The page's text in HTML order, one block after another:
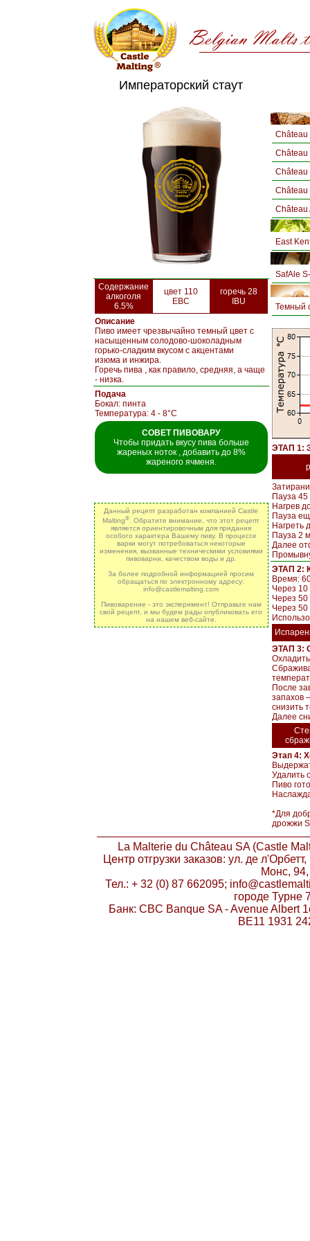
Императорский стаут
Содержание
алкоголя
6.5%
цвет 110
EBC
горечь 28
IBU
Описание
Пиво имеет чрезвычайно темный цвет с
насыщенным солодово-шоколадным
горько-сладким вкусом с акцентами
изюма и инжира.
Горечь пива , как правило, средняя, а чаще
- низка.
Подача
Бокал: пинта
Температура: 4 - 8°C
СОВЕТ ПИВОВАРУ
Чтобы придать вкусу пива больше
жареных ноток , добавить до 8%
жареного ячменя.
Данный рецепт разработан компанией Castle
Malting®. Обратите внимание, что этот рецепт
является ориентировочным для придания
особого характера Вашему пиву. B процессе
варки могут потребоваться некоторые
изменения, вызванные техническими условиями
пивоварни, качеством воды и др.
За более подробной информацией просим
обращаться по электронному адресу:
info@castlemalting.com
Пивоварение - это эксперимент! Отправьте нам
свой рецепт, и мы будем рады опубликовать его
на нашем веб-сайте.
Château
Château
Château
Château
East
SafAle
Темный
ЭТАП 1:
Пауза
Нагрев
Пауза
Нагреть
Пауза 2
Далее
ЭТАП 2:
Время:
Через 10
Через 50
Через 50
ЭТАП 3:
После
запахов
снизить
Далее
Этап 4:
Удалить
Пиво
*Для
дрожжи
La Malterie du Château SA (Castle
Центр отгрузки заказов: ул. де
Монс,
Тел.: + 32 (0) 87 662095;
городе Турне
Банк: CBC Banque SA - Avenue Albert
BE11 1931